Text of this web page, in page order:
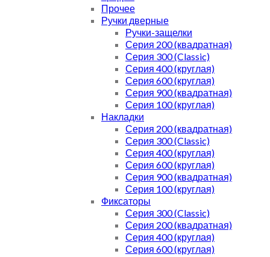
Прочее
Ручки дверные
Ручки-защелки
Серия 200 (квадратная)
Серия 300 (Classic)
Серия 400 (круглая)
Серия 600 (круглая)
Серия 900 (квадратная)
Серия 100 (круглая)
Накладки
Серия 200 (квадратная)
Серия 300 (Classic)
Серия 400 (круглая)
Серия 600 (круглая)
Серия 900 (квадратная)
Серия 100 (круглая)
Фиксаторы
Серия 300 (Classic)
Серия 200 (квадратная)
Серия 400 (круглая)
Серия 600 (круглая)